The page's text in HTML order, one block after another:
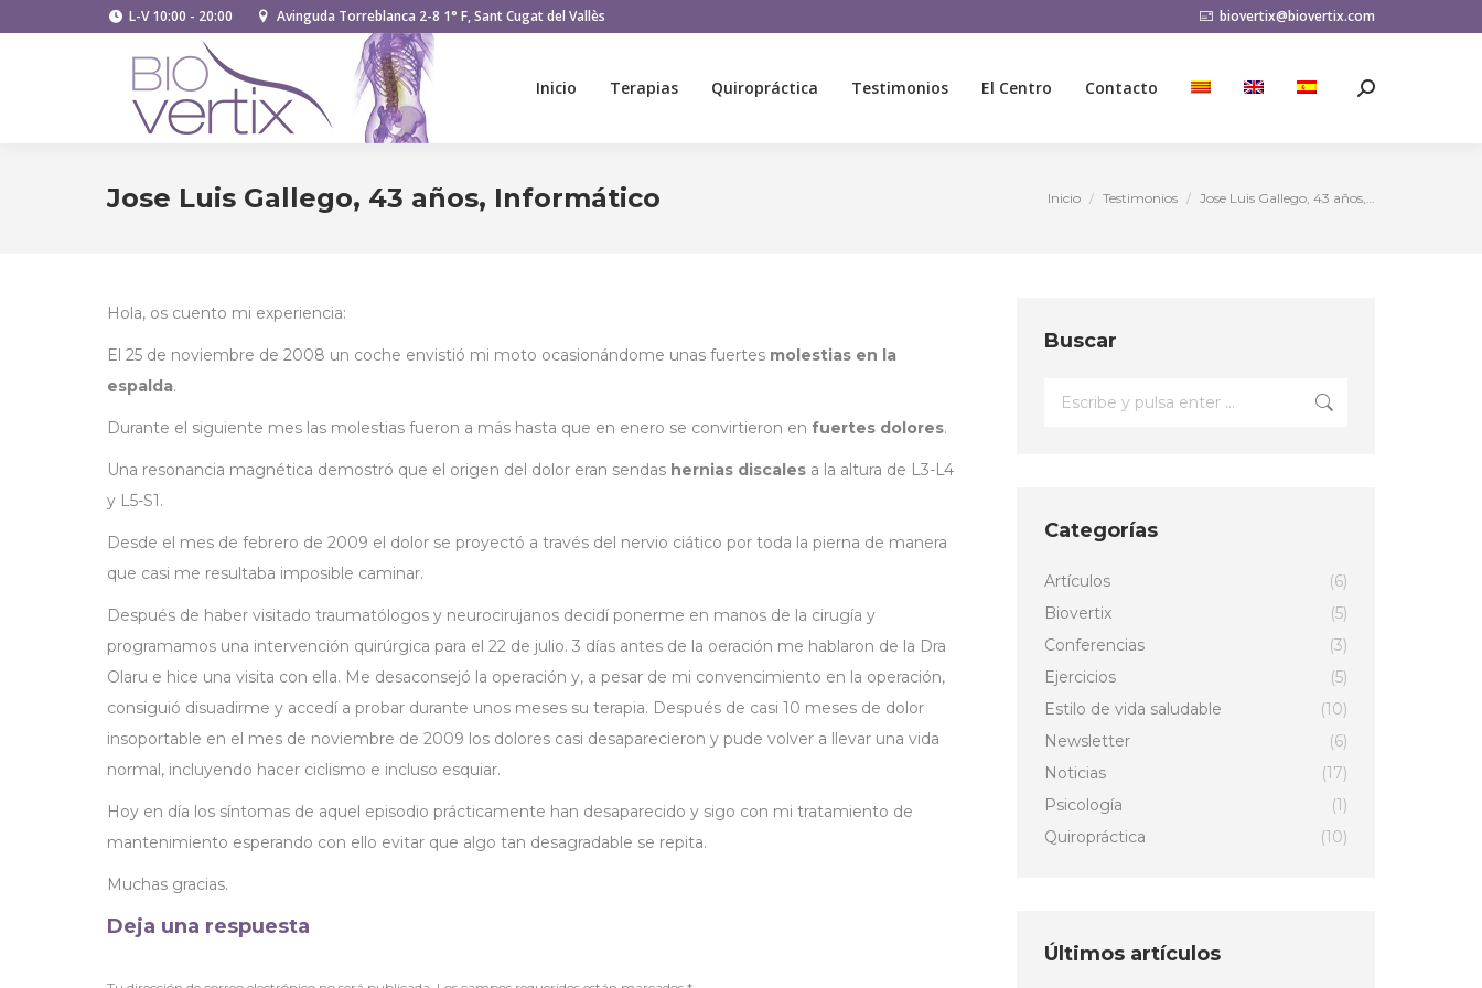
L-V 10:00 - 20:00 Avinguda Torreblanca 2-8 1° F, Sant Cugat del Vallès biovertix@biovertix.com
Inicio Terapias Quiropráctica Testimonios El Centro Contacto Buscar:
Jose Luis Gallego, 43 años, Informático Estás aquí:
Inicio Testimonios Jose Luis Gallego, 43 años,…
Hola, os cuento mi experiencia:
El 25 de noviembre de 2008 un coche envistió mi moto ocasionándome unas fuertes molestias en la
espalda.
Durante el siguiente mes las molestias fueron a más hasta que en enero se convirtieron en fuertes dolores.
Una resonancia magnética demostró que el origen del dolor eran sendas hernias discales a la altura de L3-L4
y L5-S1.
Desde el mes de febrero de 2009 el dolor se proyectó a través del nervio ciático por toda la pierna de manera
que casi me resultaba imposible caminar.
Después de haber visitado traumatólogos y neurocirujanos decidí ponerme en manos de la cirugía y
programamos una intervención quirúrgica para el 22 de julio. 3 días antes de la oeración me hablaron de la Dra
Olaru e hice una visita con ella. Me desaconsejó la operación y, a pesar de mi convencimiento en la operación,
consiguió disuadirme y accedí a probar durante unos meses su terapia. Después de casi 10 meses de dolor
insoportable en el mes de noviembre de 2009 los dolores casi desaparecieron y pude volver a llevar una vida
normal, incluyendo hacer ciclismo e incluso esquiar.
Hoy en día los síntomas de aquel episodio prácticamente han desaparecido y sigo con mi tratamiento de
mantenimiento esperando con ello evitar que algo tan desagradable se repita.
Muchas gracias.
Deja una respuesta
Buscar
Buscar:
Categorías
Artículos
(6)
Biovertix
(5)
Conferencias
(3)
Ejercicios
(5)
Estilo de vida saludable
(10)
Newsletter
(6)
Noticias
(17)
Psicología
(1)
Quiropráctica
(10)
Últimos artículos
Buscar: